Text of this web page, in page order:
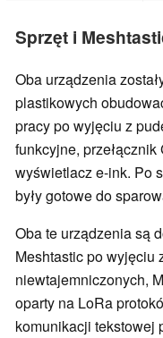
Sprzęt i
Oba urządzenia
plastikowych
pracy po wyjęciu z
funkcyjne, przełącznik
wyświetlacz e-ink. Po
były gotowe do
Oba te urządzenia są
Meshtastic po wyjęciu
niewtajemniczonych,
oparty na LoRa
komunikacji tekstowej